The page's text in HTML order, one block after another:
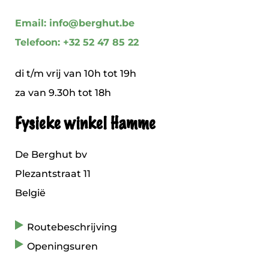
Email: info@berghut.be
Telefoon: +32 52 47 85 22
di t/m vrij van 10h tot 19h
za van 9.30h tot 18h
Fysieke winkel Hamme
De Berghut bv
Plezantstraat 11
België
Routebeschrijving
Openingsuren